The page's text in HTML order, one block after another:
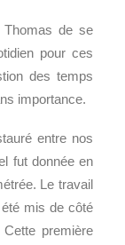
de se
pour ces
des temps
importance.
entre nos
fut donnée en
Le travail
mis de côté
première